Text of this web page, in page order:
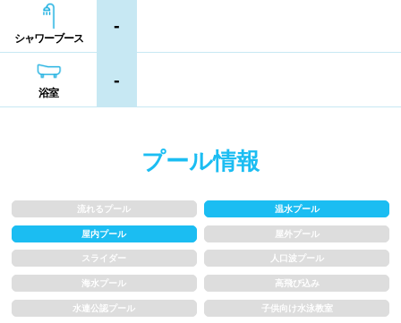
シャワーブース
-
浴室
-
プール情報
流れるプール 温水プール
屋内プール 屋外プール
スライダー 人口波プール
海水プール 高飛び込み
水連公認プール 子供向け水泳教室
駅近
水深
1m未満 1~1.5m
1.5~2m 2m以上
レーン